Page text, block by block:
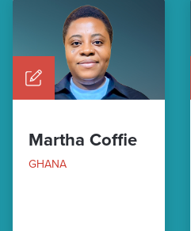
Martha Coffie
GHANA